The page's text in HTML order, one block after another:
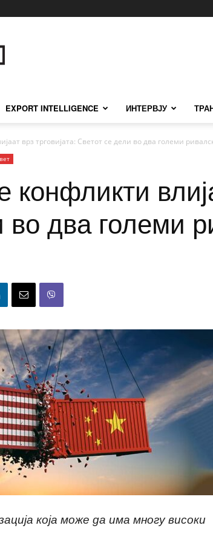
EXPORT INTELLIGENCE ИНТЕРВЈУ
врз трговијата: Светот се дели во два големи
конфликти
два големи
која може да има многу високи